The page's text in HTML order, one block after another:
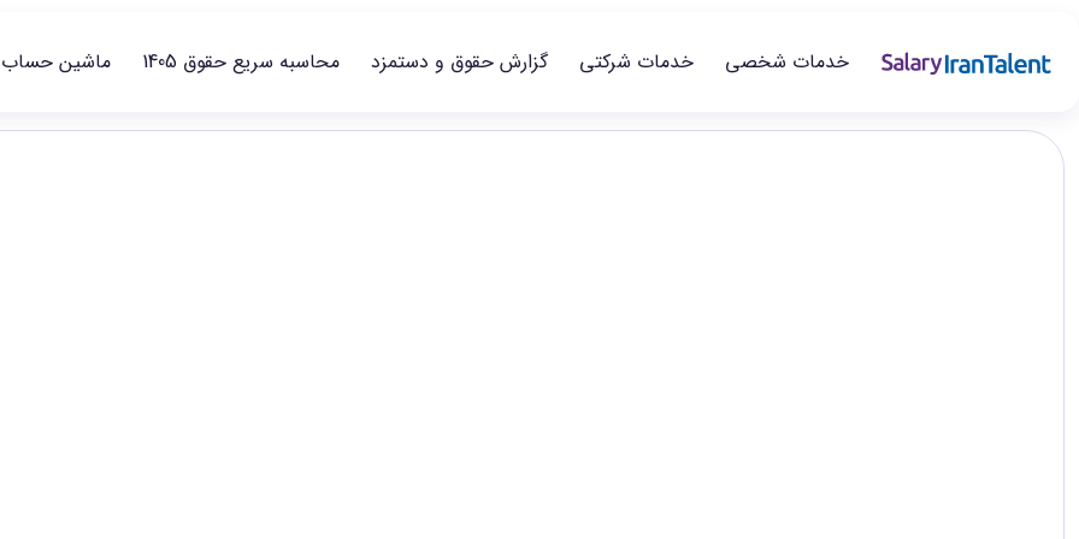
خدمات شخصی خدمات شرکتی گزارش حقوق و دستمزد محاسبه سریع حقوق 1405 ماشین حساب